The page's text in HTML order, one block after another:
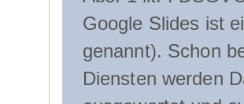
Google Slides ist
genannt). Schon
Diensten werden